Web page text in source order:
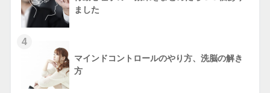
ました
4
マインドコントロールのやり方、洗脳の解き
方